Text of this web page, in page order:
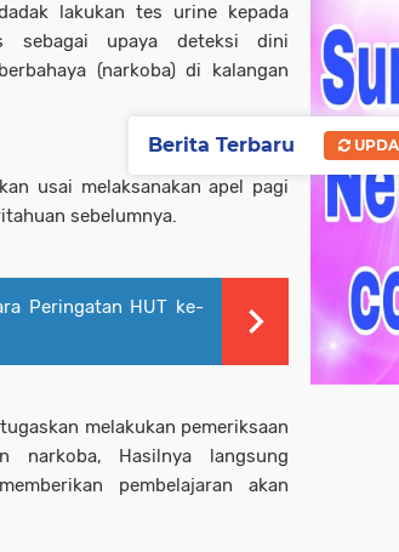
lakukan tes urine kepada
sebagai upaya deteksi dini
(narkoba) di kalangan
usai melaksanakan apel pagi
sebelumnya.
Peringatan HUT ke-
melakukan pemeriksaan
narkoba, Hasilnya langsung
pembelajaran akan
Berita Terbaru